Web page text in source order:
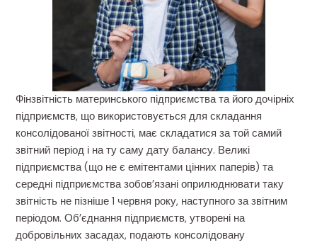
Фінзвітність материнського підприємства та його дочірніх
підприємств, що використовується для складання
консолідованої звітності, має складатися за той самий
звітний період і на ту саму дату балансу. Великі
підприємства (що не є емітентами цінних паперів) та
середні підприємства зобов’язані оприлюднювати таку
звітність не пізніше 1 червня року, наступного за звітним
періодом. Об’єднання підприємств, утворені на
добровільних засадах, подають консолідовану